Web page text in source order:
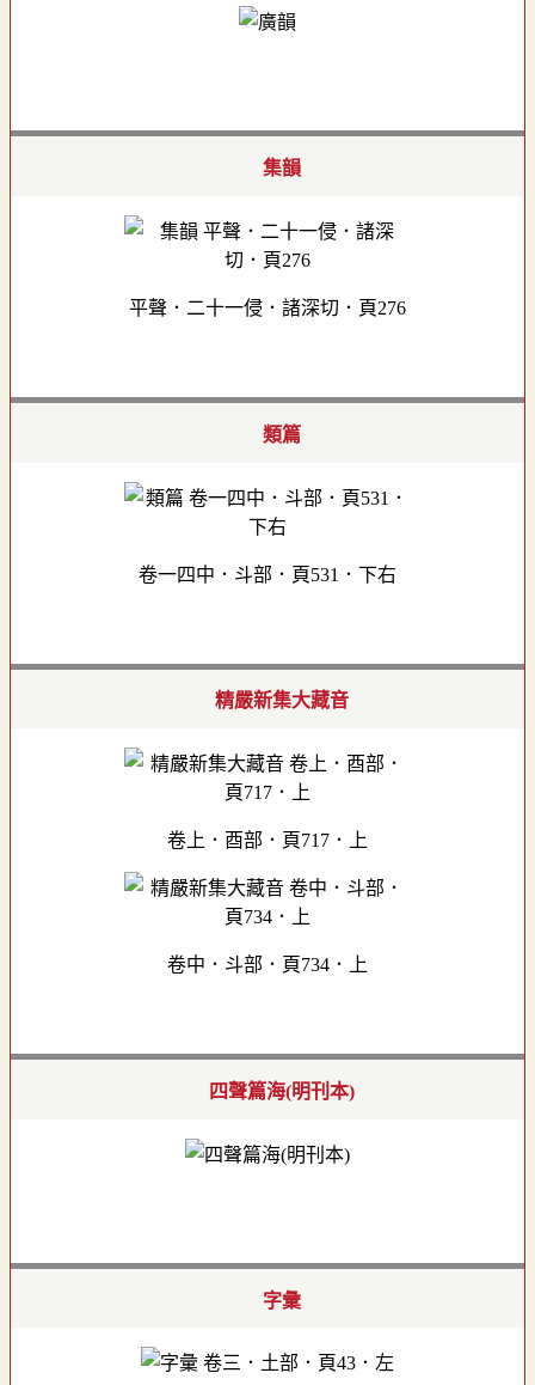
集韻
平聲．二十一侵．諸深切．頁276
類篇
卷一四中．斗部．頁531．下右
精嚴新集大藏音
卷上．酉部．頁717．上
卷中．斗部．頁734．上
四聲篇海(明刊本)
字彙